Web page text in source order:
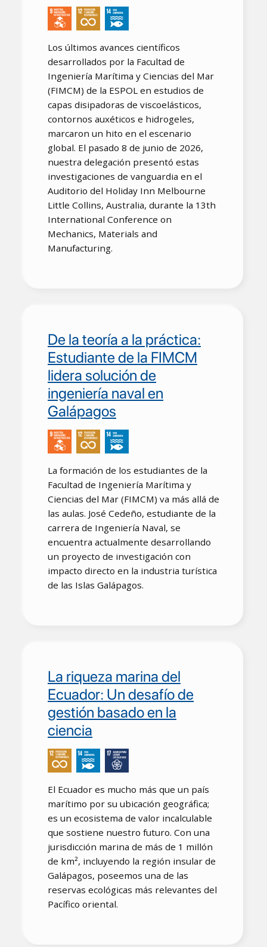
Los últimos avances científicos
desarrollados por la Facultad de
Ingeniería Marítima y Ciencias del Mar
(FIMCM) de la ESPOL en estudios de
capas disipadoras de viscoelásticos,
contornos auxéticos e hidrogeles,
marcaron un hito en el escenario
global. El pasado 8 de junio de 2026,
nuestra delegación presentó estas
investigaciones de vanguardia en el
Auditorio del Holiday Inn Melbourne
Little Collins, Australia, durante la 13th
International Conference on
Mechanics, Materials and
Manufacturing.
De la teoría a la práctica:
Estudiante de la FIMCM
lidera solución de
ingeniería naval en
Galápagos
La formación de los estudiantes de la
Facultad de Ingeniería Marítima y
Ciencias del Mar (FIMCM) va más allá de
las aulas. José Cedeño, estudiante de la
carrera de Ingeniería Naval, se
encuentra actualmente desarrollando
un proyecto de investigación con
impacto directo en la industria turística
de las Islas Galápagos.
La riqueza marina del
Ecuador: Un desafío de
gestión basado en la
ciencia
El Ecuador es mucho más que un país
marítimo por su ubicación geográfica;
es un ecosistema de valor incalculable
que sostiene nuestro futuro. Con una
jurisdicción marina de más de 1 millón
de km², incluyendo la región insular de
Galápagos, poseemos una de las
reservas ecológicas más relevantes del
Pacífico oriental.